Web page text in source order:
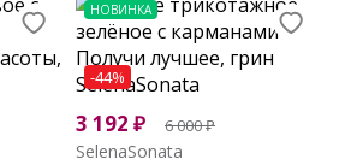
НОВИНКА
-44%
3 192 ₽ 6 000₽
SelenaSonata